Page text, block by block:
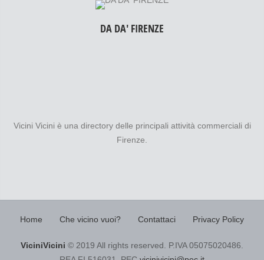
DA DA' FIRENZE
Vicini Vicini è una directory delle principali attività commerciali di
Firenze.
Home Che vicino vuoi? Contattaci Privacy Policy
ViciniVicini © 2019 All rights reserved. P.IVA 05075020486.